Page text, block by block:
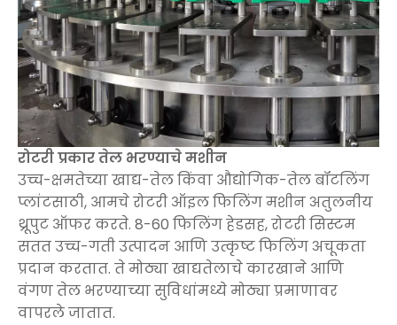
रोटरी प्रकार तेल भरण्याचे मशीन
उच्च-क्षमतेच्या खाद्य-तेल किंवा औद्योगिक-तेल बॉटलिंग
प्लांटसाठी, आमचे रोटरी ऑइल फिलिंग मशीन अतुलनीय
थ्रूपुट ऑफर करते. 8-60 फिलिंग हेडसह, रोटरी सिस्टम
सतत उच्च-गती उत्पादन आणि उत्कृष्ट फिलिंग अचूकता
प्रदान करतात. ते मोठ्या खाद्यतेलाचे कारखाने आणि
वंगण तेल भरण्याच्या सुविधांमध्ये मोठ्या प्रमाणावर
वापरले जातात.